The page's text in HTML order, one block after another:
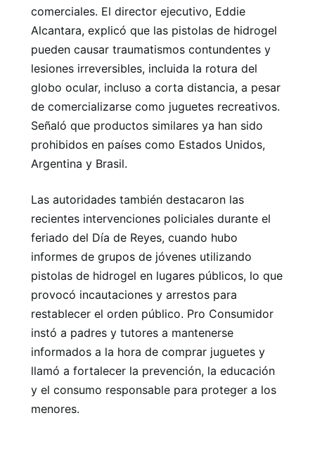
comerciales. El director ejecutivo, Eddie
Alcantara, explicó que las pistolas de hidrogel
pueden causar traumatismos contundentes y
lesiones irreversibles, incluida la rotura del
globo ocular, incluso a corta distancia, a pesar
de comercializarse como juguetes recreativos.
Señaló que productos similares ya han sido
prohibidos en países como Estados Unidos,
Argentina y Brasil.
Las autoridades también destacaron las
recientes intervenciones policiales durante el
feriado del Día de Reyes, cuando hubo
informes de grupos de jóvenes utilizando
pistolas de hidrogel en lugares públicos, lo que
provocó incautaciones y arrestos para
restablecer el orden público. Pro Consumidor
instó a padres y tutores a mantenerse
informados a la hora de comprar juguetes y
llamó a fortalecer la prevención, la educación
y el consumo responsable para proteger a los
menores.